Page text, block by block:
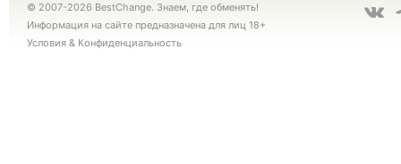
© 2007-2026 BestChange. Знаем, где обменять!
Информация на сайте предназначена для лиц 18+
Условия & Конфиденциальность